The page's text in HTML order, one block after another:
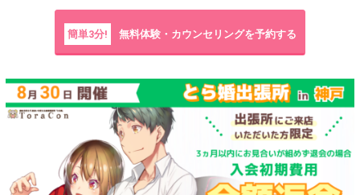
簡単3分! 無料体験・カウンセリングを予約する